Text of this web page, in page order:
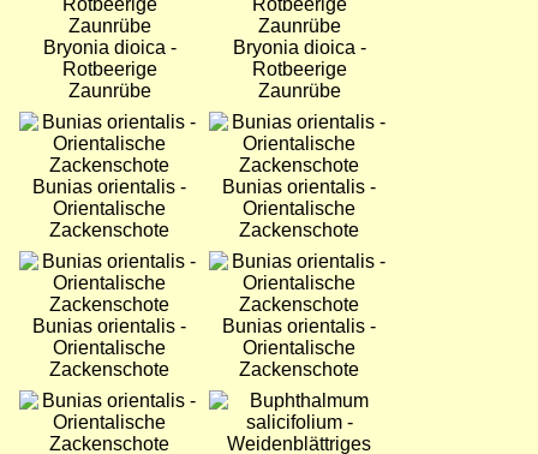
Bryonia dioica -
Rotbeerige
Zaunrübe
Bryonia dioica -
Rotbeerige
Zaunrübe
Bild
Bunias orientalis -
Orientalische
Zackenschote
Bild
Bunias orientalis -
Orientalische
Zackenschote
Bild
Bunias orientalis -
Orientalische
Zackenschote
Bild
Bunias orientalis -
Orientalische
Zackenschote
Bild
Bild